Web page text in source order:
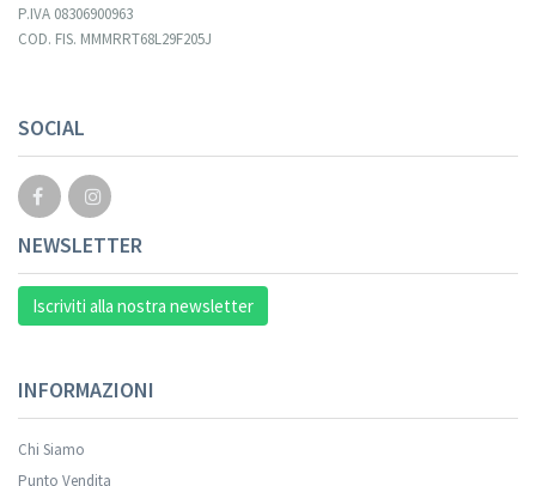
P.IVA 08306900963
COD. FIS. MMMRRT68L29F205J
SOCIAL
NEWSLETTER
Iscriviti alla nostra newsletter
INFORMAZIONI
Chi Siamo
Punto Vendita